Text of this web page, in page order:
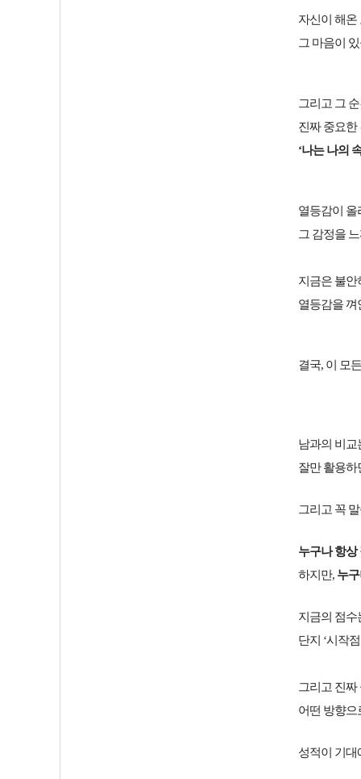
자신이 해온
그 마음이
그리고 그
진짜 중요한
‘나는 나의
열등감이 올
그 감정을
지금은 불안
열등감을 껴
결국, 이 모
남과의 비교
잘만 활용하
그리고 꼭
누구나 항상
하지만, 누
지금의 점수
단지 ‘시작
그리고 진짜
어떤 방향으
성적이 기대